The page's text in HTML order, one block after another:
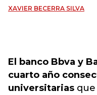
XAVIER BECERRA SILVA
El banco Bbva y
cuarto año
universitarias